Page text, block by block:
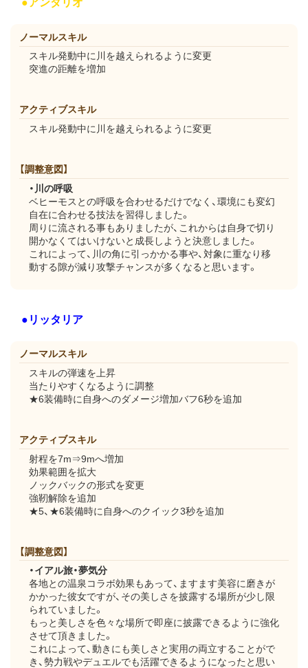
ノーマルスキル
スキル発動中に川を越えられるように変更
突進の距離を増加
アクティブスキル
スキル発動中に川を越えられるように変更
【調整意図】
・川の呼吸
ベヒーモスとの呼吸を合わせるだけでなく、環境にも変幻
自在に合わせる技法を習得しました。
周りに流される事もありましたが、これからは自身で切り
開かなくてはいけないと成長しようと決意しました。
これによって、川の角に引っかかる事や、対象に重なり移
動する隙が減り攻撃チャンスが多くなると思います。
●リッタリア
ノーマルスキル
スキルの弾速を上昇
当たりやすくなるように調整
★6装備時に自身へのダメージ増加バフ6秒を追加
アクティブスキル
射程を7m⇒9mへ増加
効果範囲を拡大
ノックバックの形式を変更
強靭解除を追加
★5、★6装備時に自身へのクイック3秒を追加
【調整意図】
・イアル旅・夢気分
各地との温泉コラボ効果もあって、ますます美容に磨きが
かかった彼女ですが、その美しさを披露する場所が少し限
られていました。
もっと美しさを色々な場所で即座に披露できるように強化
させて頂きました。
これによって、動きにも美しさと実用の両立することがで
き、勢力戦やデュエルでも活躍できるようになったと思い